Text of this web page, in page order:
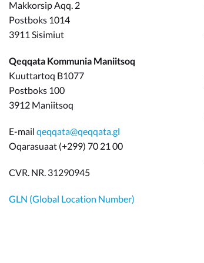
Makkorsip Aqq. 2
Postboks 1014
3911 Sisimiut
Qeqqata Kommunia Maniitsoq
Kuuttartoq B1077
Postboks 100
3912 Maniitsoq
E-mail qeqqata@qeqqata.gl
Oqarasuaat (+299) 70 21 00
CVR. NR. 31290945
GLN (Global Location Number)